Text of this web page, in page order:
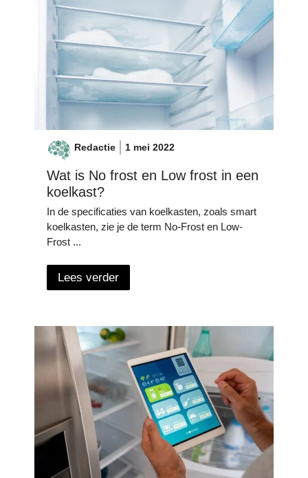
Redactie 1 mei 2022
Wat is No frost en Low frost in een
koelkast?
In de specificaties van koelkasten, zoals smart
koelkasten, zie je de term No-Frost en Low-
Frost ...
Lees verder